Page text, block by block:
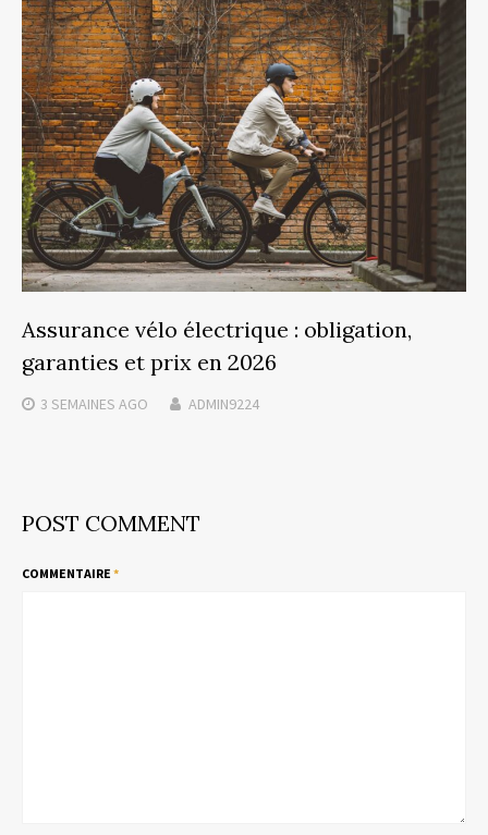
Assurance vélo électrique : obligation,
garanties et prix en 2026
3 SEMAINES AGO ADMIN9224
POST COMMENT
COMMENTAIRE *